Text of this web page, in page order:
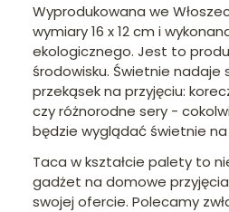
Wyprodukowana we
wymiary 16 x 12 cm i
ekologicznego. Jest to
środowisku. Świetnie nadaje
przekąsek na przyjęciu:
czy różnorodne sery -
będzie wyglądać świetnie
Taca w kształcie palety to
gadżet na domowe
swojej ofercie. Polecamy